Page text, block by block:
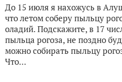
До 15 июля я нахожусь в
что летом соберу пыльцу
оладий. Подскажите, в 17
пыльца рогоза, не поздно
можно собирать пыльцу
Что...